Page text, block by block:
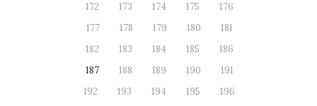
172
173 174 175
176
177
178 179 180
181
182
183 184 185
186
187
188 189 190
191
192
193 194 195
196